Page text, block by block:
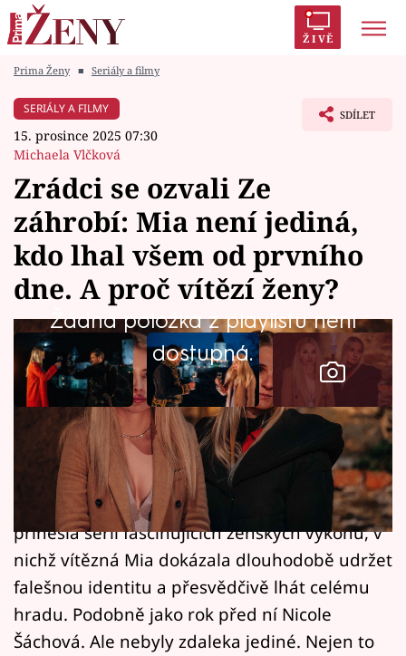
ŽIVĚ
Módní alarm
Témata
Celebrity
Vztahy
Seriály
Horoskopy
Sledujte prima+
Filmový festival Karlovy Vary
Pořady
Mámy sobě
Přihlášení
Prima Ženy ■ Seriály a filmy
SERIÁLY A FILMY
15. prosince 2025 07:30
Michaela Vlčková
SDÍLET
Zrádci se ozvali Ze
záhrobí: Mia není jediná,
kdo lhal všem od prvního
dne. A proč vítězí ženy?
Žádná položka z playlistu není
dostupná.
Ženy české verze Zrádců ukazují, že klam a
manipulace nejsou otázkou svalů, ale
psychologického mistrovství. Druhá řada
přinesla sérii fascinujících ženských výkonů, v
nichž vítězná Mia dokázala dlouhodobě udržet
falešnou identitu a přesvědčivě lhát celému
hradu. Podobně jako rok před ní Nicole
Šáchová. Ale nebyly zdaleka jediné. Nejen to